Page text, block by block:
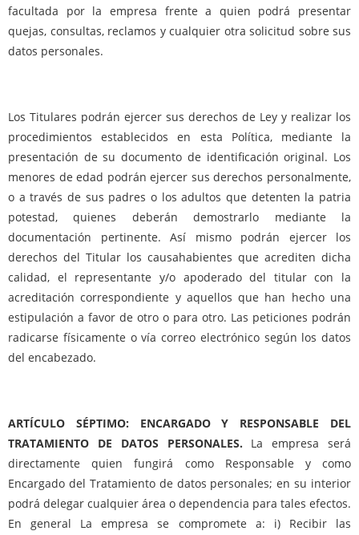
facultada por la empresa frente a quien podrá presentar
quejas, consultas, reclamos y cualquier otra solicitud sobre sus
datos personales.
Los Titulares podrán ejercer sus derechos de Ley y realizar los
procedimientos establecidos en esta Política, mediante la
presentación de su documento de identificación original. Los
menores de edad podrán ejercer sus derechos personalmente,
o a través de sus padres o los adultos que detenten la patria
potestad, quienes deberán demostrarlo mediante la
documentación pertinente. Así mismo podrán ejercer los
derechos del Titular los causahabientes que acrediten dicha
calidad, el representante y/o apoderado del titular con la
acreditación correspondiente y aquellos que han hecho una
estipulación a favor de otro o para otro. Las peticiones podrán
radicarse físicamente o vía correo electrónico según los datos
del encabezado.
ARTÍCULO SÉPTIMO: ENCARGADO Y RESPONSABLE DEL
TRATAMIENTO DE DATOS PERSONALES. La empresa será
directamente quien fungirá como Responsable y como
Encargado del Tratamiento de datos personales; en su interior
podrá delegar cualquier área o dependencia para tales efectos.
En general La empresa se compromete a: i) Recibir las